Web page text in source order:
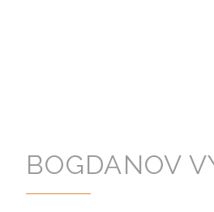
BOGDANOV